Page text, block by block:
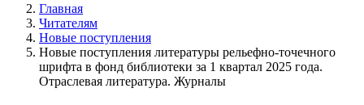
Главная
Читателям
Новые поступления
Новые поступления литературы рельефно-точечного
шрифта в фонд библиотеки за 1 квартал 2025 года.
Отраслевая литература. Журналы